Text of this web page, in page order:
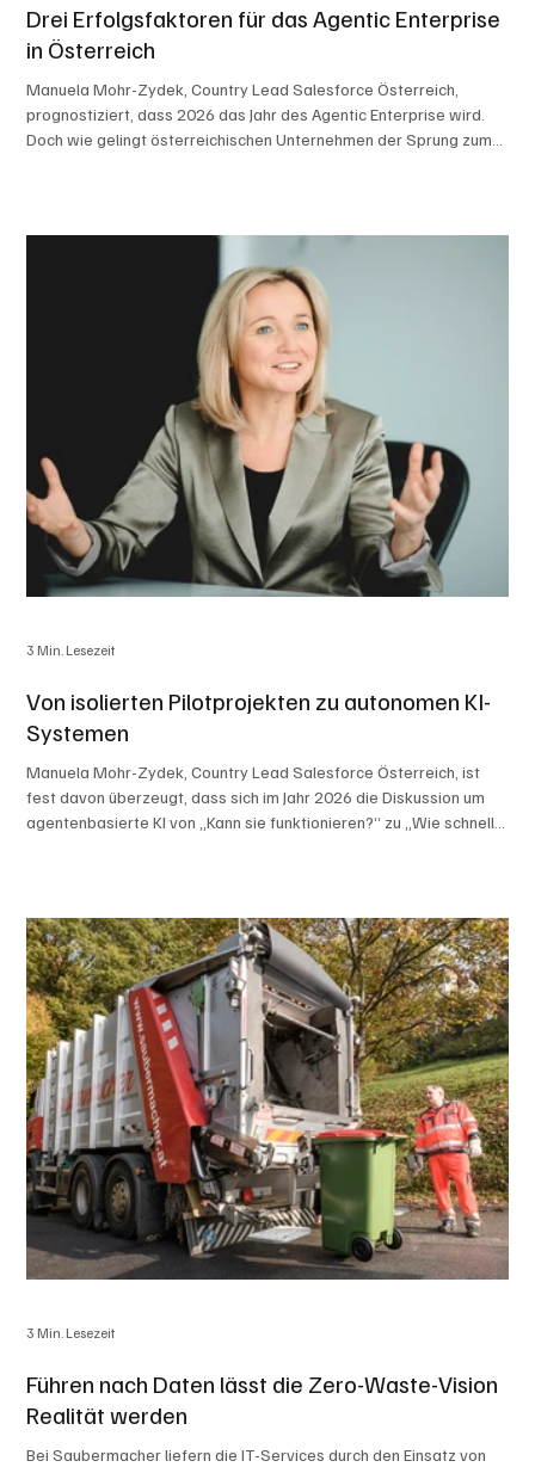
Drei Erfolgsfaktoren für das Agentic Enterprise
in Österreich
Manuela Mohr-Zydek, Country Lead Salesforce Österreich,
prognostiziert, dass 2026 das Jahr des Agentic Enterprise wird.
Doch wie gelingt österreichischen Unternehmen der Sprung zum
Agenten erfolgreich in unserem Unternehmen einsetzen?" Diese
Frage höre ich derzeit von nahezu jeder Führungskraft
Von isolierten Pilotprojekten zu autonomen KI-
Systemen
Manuela Mohr-Zydek, Country Lead Salesforce Österreich, ist
fest davon überzeugt, dass sich im Jahr 2026 die Diskussion um
agentenbasierte KI von „Kann sie funktionieren?“ zu „Wie schnell
Dennoch ist die Einführung noch nicht mit einer echten
Unternehmenstransformation gleichzusetzen.
3 Min. Lesezeit
Führen nach Daten lässt die Zero-Waste-Vision
Realität werden
Bei Saubermacher liefern die IT-Services durch den Einsatz von
3 Min. Lesezeit